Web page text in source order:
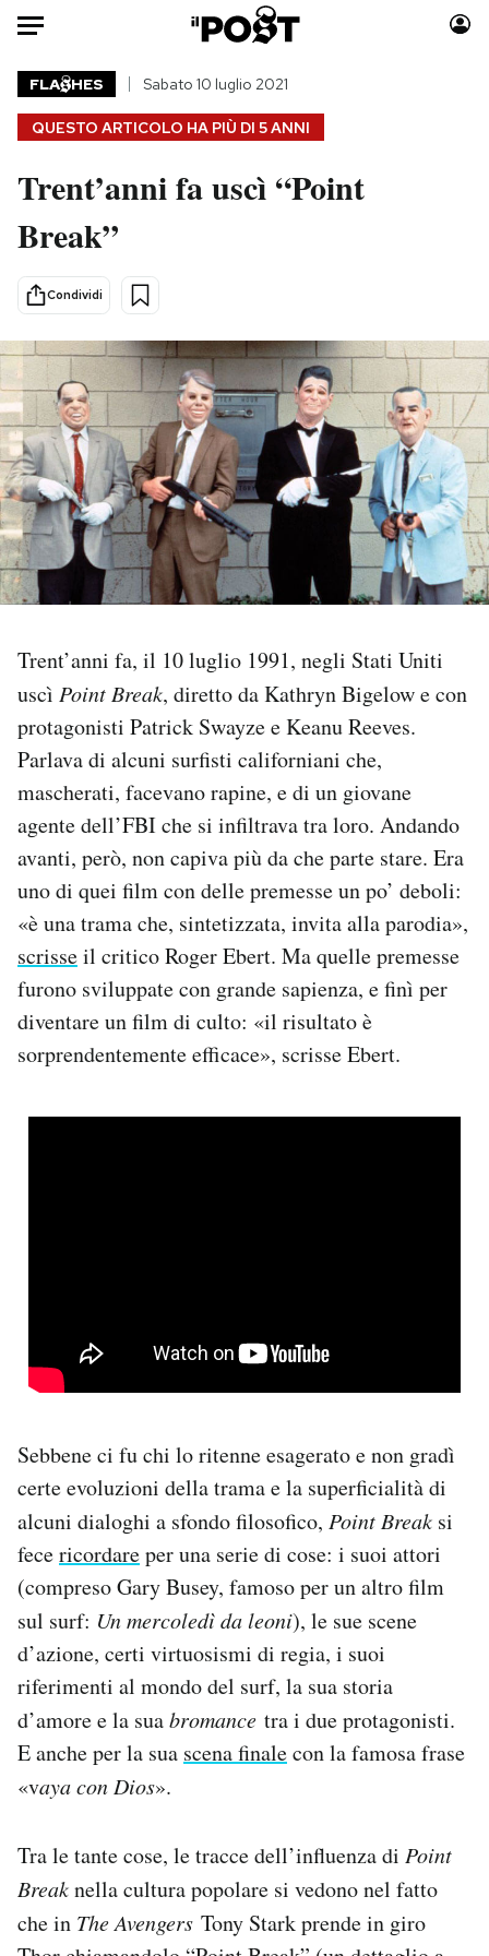
Auto
HOME
Italia
Politica
Tecnologia
Internet
Scienza
Economia
Sport
Moda
Media
Europa
Altrecose
Mondiali calcio 2026
PODCAST
NEWSLETTER
I MIEI PREFERITI
SHOP
CALENDARIO
AREA PERSONALE
Area Personale
Newsletter
Notifiche mobile
Regala il Post
Hai bisogno di aiuto?
QUESTO ARTICOLO HA PIÙ DI 5 ANNI
FLA HES Sabato 10 luglio 2021
Trent’anni fa uscì “Point
Break”
Condividi
Trent’anni fa, il 10 luglio 1991, negli Stati Uniti
uscì Point Break, diretto da Kathryn Bigelow e con
protagonisti Patrick Swayze e Keanu Reeves.
Parlava di alcuni surfisti californiani che,
mascherati, facevano rapine, e di un giovane
agente dell’FBI che si infiltrava tra loro. Andando
avanti, però, non capiva più da che parte stare. Era
uno di quei film con delle premesse un po’ deboli:
«è una trama che, sintetizzata, invita alla parodia»,
scrisseil critico Roger Ebert. Ma quelle premesse
furono sviluppate con grande sapienza, e finì per
diventare un film di culto: «il risultato è
sorprendentemente efficace», scrisse Ebert.
Sebbene ci fu chi lo ritenne esagerato e non gradì
certe evoluzioni della trama e la superficialità di
alcuni dialoghi a sfondo filosofico, Point Break si
fecericordareper una serie di cose: i suoi attori
(compreso Gary Busey, famoso per un altro film
sul surf: Un mercoledì da leoni), le sue scene
d’azione, certi virtuosismi di regia, i suoi
riferimenti al mondo del surf, la sua storia
d’amore e la suabromance tra i due protagonisti.
E anche per la sua scena finalecon la famosa frase
«vaya con Dios».
Tra le tante cose, le tracce dell’influenza di Point
Breaknella cultura popolare si vedono nel fatto
che in The Avengers Tony Stark prende in giro